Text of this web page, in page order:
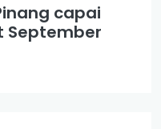
capai
September